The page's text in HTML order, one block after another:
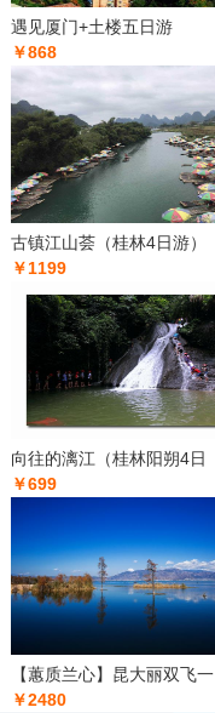
遇见厦门+土楼五日游
￥868
古镇江山荟（桂林4日游）
￥1199
向往的漓江（桂林阳朔4日
￥699
【蕙质兰心】昆大丽双飞一
￥2480